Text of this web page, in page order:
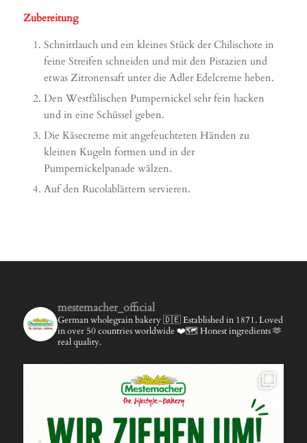
Zubereitung
Schnittlauch und ein kleines Stück der Chilischote in
feine Streifen schneiden und mit den Pistazien und
etwas Zitronensaft unter die Adler Edelcreme heben.
Den Westfälischen Pumpernickel sehr fein hacken
und in eine Schüssel geben.
Die Käsecreme mit angefeuchteten Händen zu
kleinen Kugeln formen und in der
Pumpernickelpanade wälzen.
Auf den Rucolablättern servieren.
mestemacher_official
German wholegrain bakery 🇩🇪Established in 1871.Loved
in over 50 countries worldwide ❤️🗺️ Honest ingredients 🫶
real quality.